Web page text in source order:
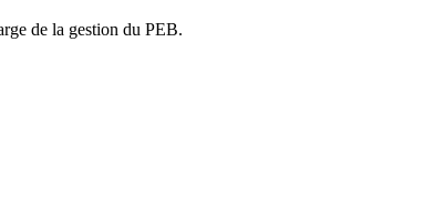
de la gestion du PEB.